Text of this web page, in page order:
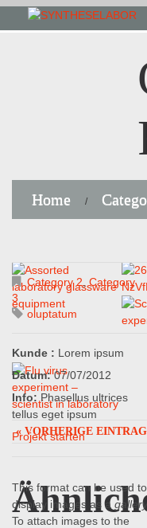
Home
« VORHERIGE EINTRAG
Category 2 Category
3
oluptatum
Kunde : Lorem ipsum
Datum: 07/07/2012
Info: Phasellus ultrices
tellus eget ipsum
Projekt starten
This format can be used to
display images as a gallery
To attach images to the